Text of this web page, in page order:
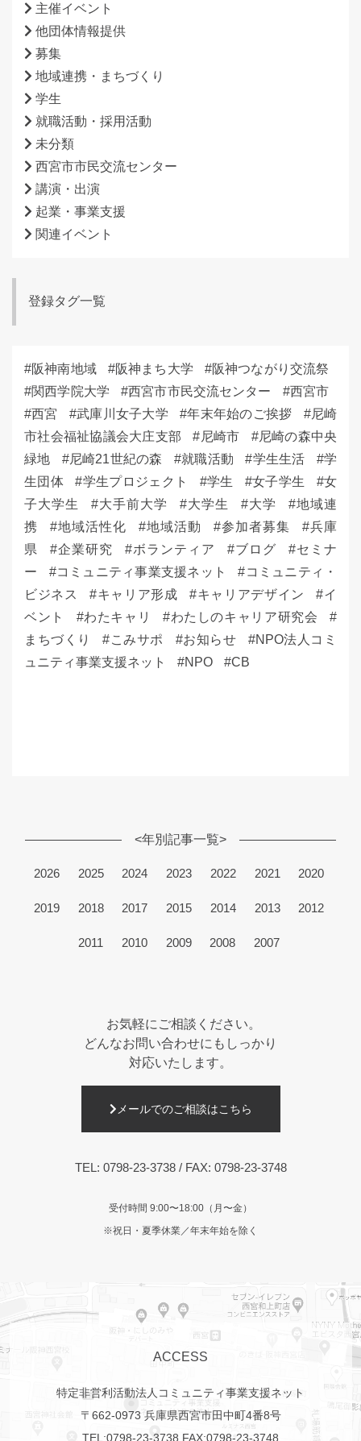
主催イベント
他団体情報提供
募集
地域連携・まちづくり
学生
就職活動・採用活動
未分類
西宮市市民交流センター
講演・出演
起業・事業支援
関連イベント
登録タグ一覧
阪神南地域 阪神まち大学
阪神つながり交流祭
関西学院大学
西宮市市民交流センター
西宮市
西宮
武庫川女子大学 年末年始のご挨拶
尼崎
市社会福祉協議会大庄支部
尼崎市
尼崎の森中央
緑地
尼崎21世紀の森 就職活動 学生生活
学
生団体
学生プロジェクト 学生 女子学生
女
子大学生
大手前大学 大学生 大学
地域連
携
地域活性化 地域活動 参加者募集
兵庫
県
企業研究 ボランティア ブログ
セミナ
ー
コミュニティ事業支援ネット
コミュニティ・
ビジネス
キャリア形成 キャリアデザイン
イ
ベント
わたキャリ
わたしのキャリア研究会
まちづくり
こみサポ お知らせ
NPO法人コミ
ュニティ事業支援ネット
NPO CB
<年別記事一覧>
2026 2025 2024 2023 2022 2021 2020
2019 2018 2017 2015 2014 2013 2012
2011 2010 2009 2008 2007
お気軽にご相談ください。
どんなお問い合わせにもしっかり
対応いたします。
メールでのご相談はこちら
TEL: 0798-23-3738/ FAX: 0798-23-3748
受付時間 9:00〜18:00（月〜金）
※祝日・夏季休業／年末年始を除く
ACCESS
特定非営利活動法人コミュニティ事業支援ネット
〒662-0973 兵庫県西宮市田中町4番8号
TEL:0798-23-3738 FAX:0798-23-3748